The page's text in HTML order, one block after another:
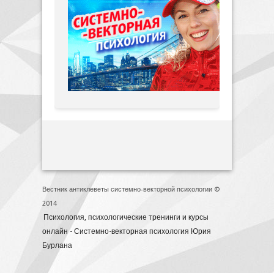
Вестник антиклеветы системно-векторной психологии ©
2014
Психология, психологические тренинги и курсы
онлайн - Системно-векторная психология Юрия
Бурлана